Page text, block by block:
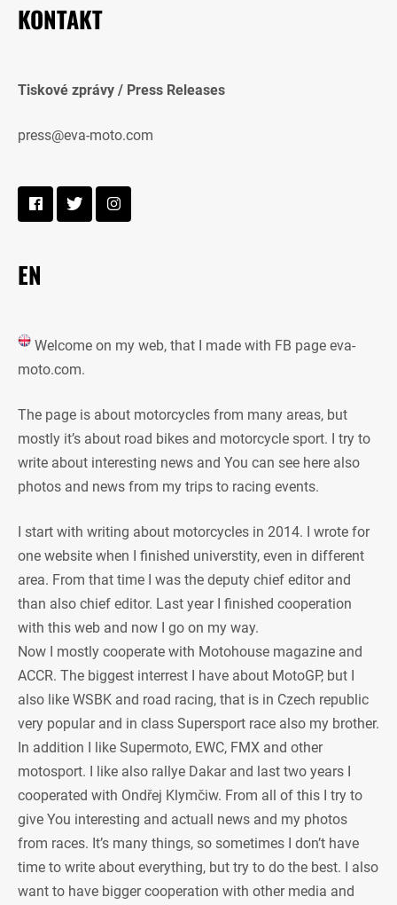
KONTAKT
Tiskové zprávy / Press Releases
press@eva-moto.com
EN
Welcome on my web, that I made with FB page eva-
moto.com.
The page is about motorcycles from many areas, but
mostly it’s about road bikes and motorcycle sport. I try to
write about interesting news and You can see here also
photos and news from my trips to racing events.
I start with writing about motorcycles in 2014. I wrote for
one website when I finished universtity, even in different
area. From that time I was the deputy chief editor and
than also chief editor. Last year I finished cooperation
with this web and now I go on my way.
Now I mostly cooperate with Motohouse magazine and
ACCR. The biggest interrest I have about MotoGP, but I
also like WSBK and road racing, that is in Czech republic
very popular and in class Supersport race also my brother.
In addition I like Supermoto, EWC, FMX and other
motosport. I like also rallye Dakar and last two years I
cooperated with Ondřej Klymčiw. From all of this I try to
give You interesting and actuall news and my photos
from races. It’s many things, so sometimes I don’t have
time to write about everything, but try to do the best. I also
want to have bigger cooperation with other media and